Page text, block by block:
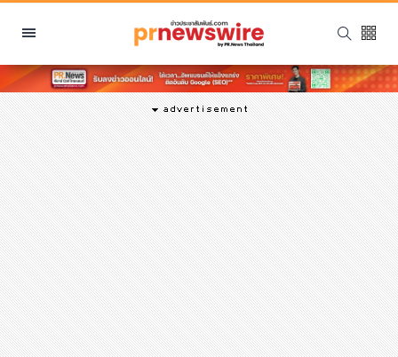
หมวดหมู่
พีอาร์ นิวส์ไวร์
สินค้า, บริการ
โปรโมชั่น
งานอีเว้นท์
รีวิว
บันเทิง
นักแสดง, นักร้อง, โมเดล
อินฟลูเอนเซอร์
ไลฟ์สไตล์
ความงาม